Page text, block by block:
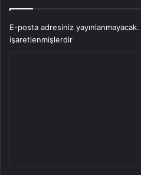
E-posta adresiniz yayınlanmayacak.
işaretlenmişlerdir